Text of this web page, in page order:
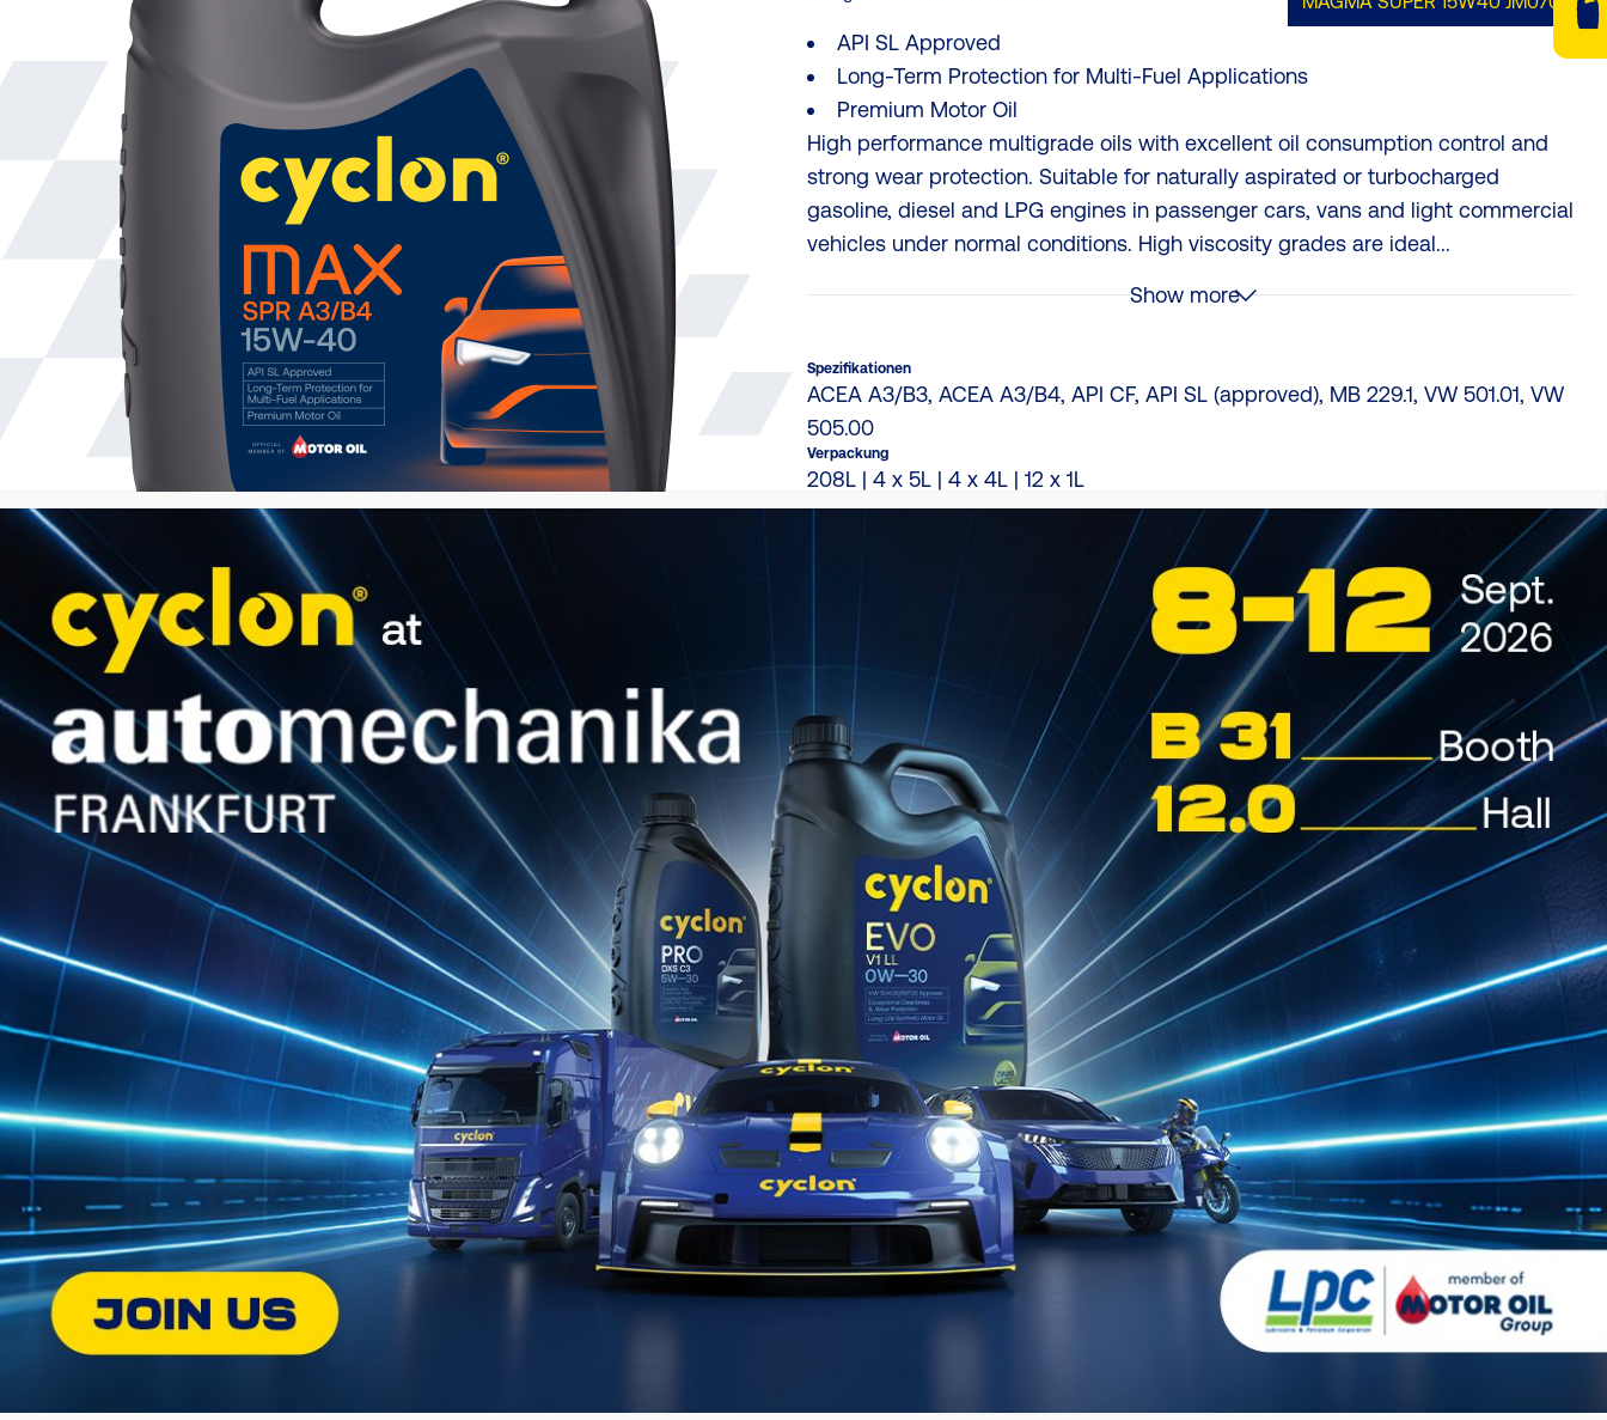
API SL Approved
Long-Term Protection for Multi-Fuel Applications
Premium Motor Oil
High performance multigrade oils with excellent oil consumption control and
strong wear protection. Suitable for naturally aspirated or turbocharged
gasoline, diesel and LPG engines in passenger cars, vans and light commercial
vehicles under normal conditions. High viscosity grades are ideal...
Show more
Spezifikationen
ACEA A3/B3, ACEA A3/B4, API CF, API SL (approved), MB 229.1, VW 501.01, VW
505.00
Verpackung
208L | 4 x 5L | 4 x 4L | 12 x 1L
Produktvergleichskatalog
Hier herunterladen
Find the appropriate Cyclon lubricant
for your vehicle or equipment!!
JETZT ENTDECKEN
DISCOVER CYCLON
ONSOCIAL MEDIA